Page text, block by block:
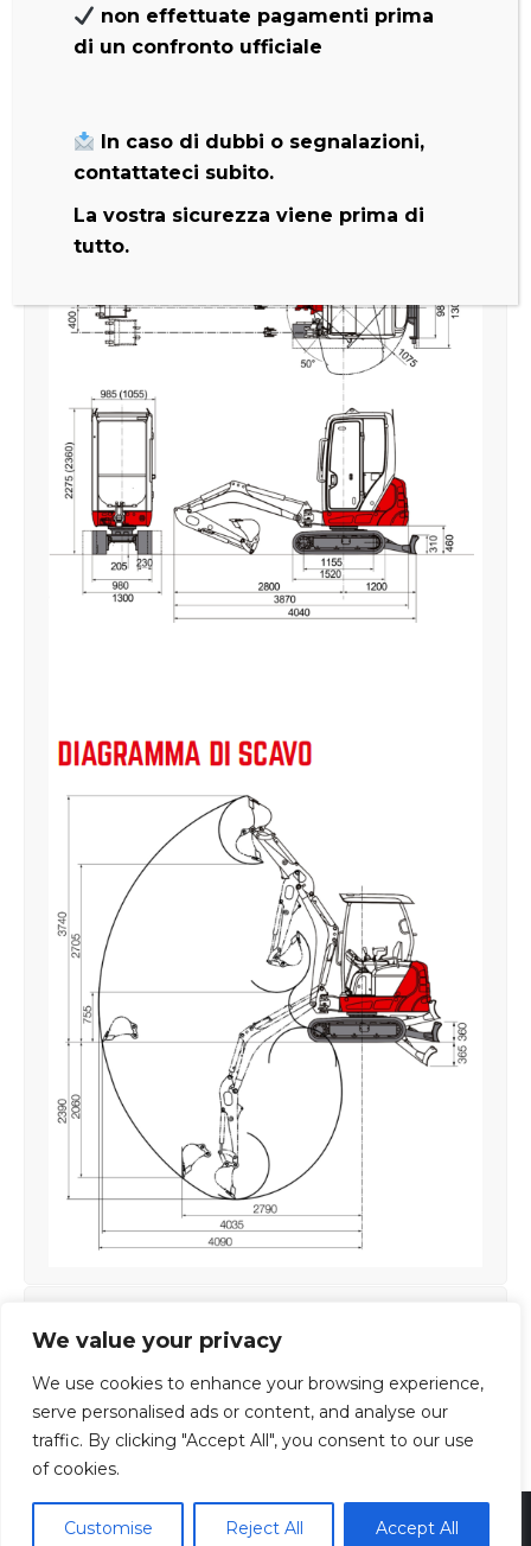
We value your privacy
We use cookies to enhance your browsing experience,
serve personalised ads or content, and analyse our
traffic. By clicking "Accept All", you consent to our use
of cookies.
Customise Reject All Accept All
fusione, senza saldature.
La pompa a portata variabile del TB216, infine,
la forza di scavo e ridurre i tempi ciclo.
COMFORT
MANUTENZIONE
01817930041 | Rea CN-137655 | Sdi SUBM70N | Cap. Soc.
non effettuate pagamenti prima
di un confronto ufficiale
In caso di dubbi o segnalazioni,
contattateci subito.
La vostra sicurezza viene prima di
tutto.